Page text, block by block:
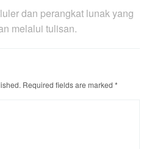
dan perangkat lunak yang
melalui tulisan.
Required fields are marked *